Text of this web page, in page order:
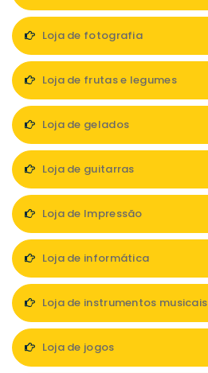
Loja de fotografia
Loja de frutas e legumes
Loja de gelados
Loja de guitarras
Loja de Impressão
Loja de informática
Loja de instrumentos musicais
Loja de jogos